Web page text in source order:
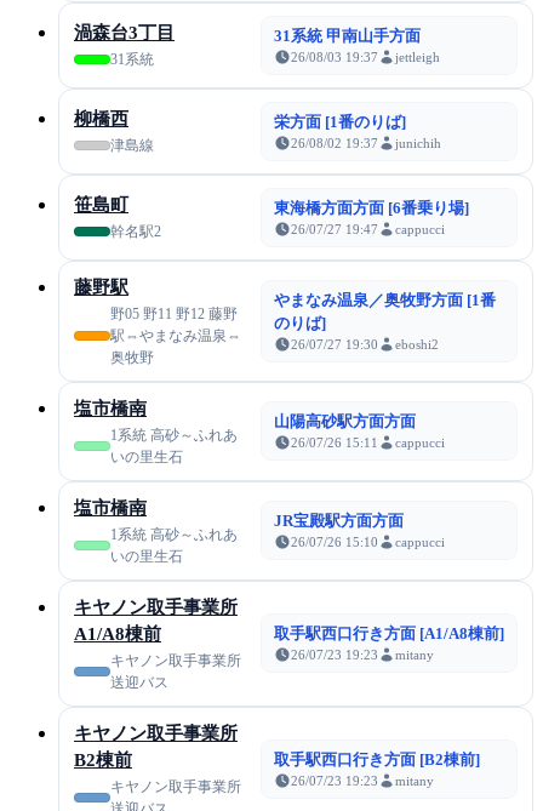
渦森台3丁目
31系統
31系統 甲南山手方面
26/08/03 19:37 jettleigh
柳橋西
津島線
栄方面 [1番のりば]
26/08/02 19:37 junichih
笹島町
幹名駅2
東海橋方面方面 [6番乗り場]
26/07/27 19:47 cappucci
藤野駅
野05 野11 野12 藤野
駅⇔やまなみ温泉⇔
奥牧野
やまなみ温泉／奥牧野方面 [1番
のりば]
26/07/27 19:30 eboshi2
塩市橋南
1系統 高砂～ふれあ
いの里生石
山陽高砂駅方面方面
26/07/26 15:11 cappucci
塩市橋南
1系統 高砂～ふれあ
いの里生石
JR宝殿駅方面方面
26/07/26 15:10 cappucci
キヤノン取手事業所
A1/A8棟前
キヤノン取手事業所
送迎バス
取手駅西口行き方面 [A1/A8棟前]
26/07/23 19:23 mitany
キヤノン取手事業所
B2棟前
キヤノン取手事業所
取手駅西口行き方面 [B2棟前]
26/07/23 19:23 mitany